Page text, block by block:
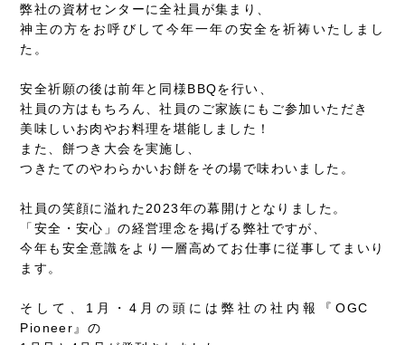
弊社の資材センターに全社員が集まり、
神主の方をお呼びして今年一年の安全を祈祷いたしまし
た。
安全祈願の後は前年と同様BBQを行い、
社員の方はもちろん、社員のご家族にもご参加いただき
美味しいお肉やお料理を堪能しました！
また、餅つき大会を実施し、
つきたてのやわらかいお餅をその場で味わいました。
社員の笑顔に溢れた2023年の幕開けとなりました。
「安全・安心」の経営理念を掲げる弊社ですが、
今年も安全意識をより一層高めてお仕事に従事してまいり
ます。
そして、1月・4月の頭には弊社の社内報『OGC
Pioneer』の